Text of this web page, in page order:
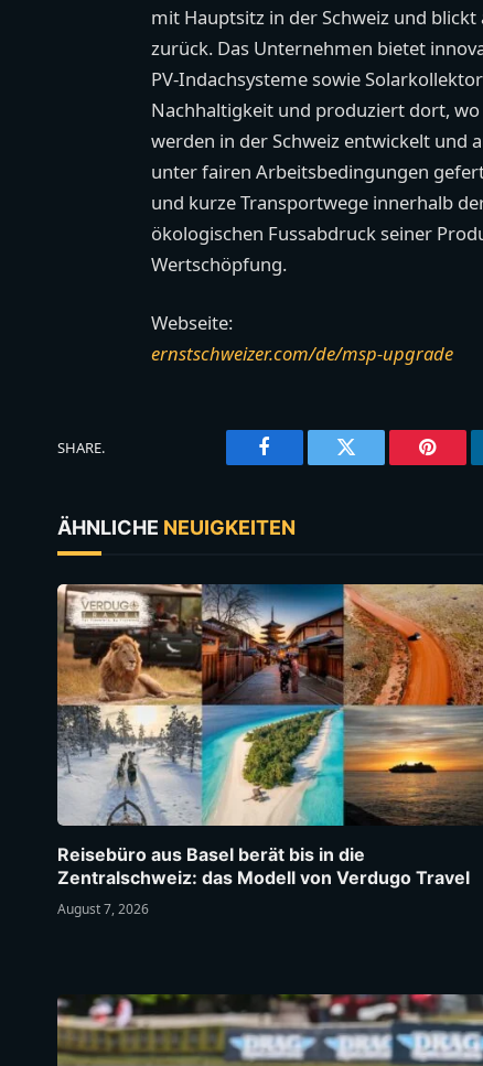
mit Hauptsitz in der Schweiz und
zurück. Das Unternehmen bietet
PV-Indachsysteme sowie
Nachhaltigkeit und produziert dort,
werden in der Schweiz entwickelt und
unter fairen Arbeitsbedingungen
und kurze Transportwege innerhalb
ökologischen Fussabdruck seiner
Wertschöpfung.
Webseite:
ernstschweizer.com/de/msp-upgrade
SHARE.
Facebook Twitter
ÄHNLICHE NEUIGKEITEN
Reisebüro aus Basel berät bis in die
Zentralschweiz: das Modell von Verdugo Travel
August 7, 2026